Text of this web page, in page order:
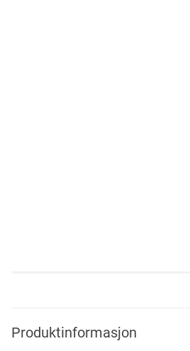
the
beginning
Produktinformasjon